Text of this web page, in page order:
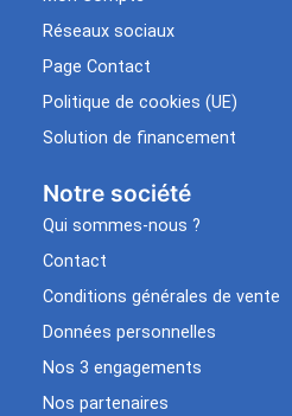
Réseaux sociaux
Page Contact
Politique de cookies (UE)
Solution de financement
Notre société
Qui sommes-nous ?
Contact
Conditions générales de vente
Données personnelles
Nos 3 engagements
Nos partenaires